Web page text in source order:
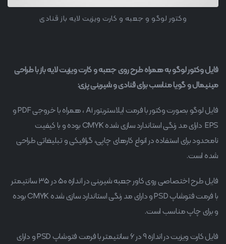
وکتور لوگو و جعبه و کارت ویزیت لایه باز قنادی
فایل وکتور لوگو به همراه طرح روی جعبه و کارت ویزیت لایه باز با طراحی
مینیمال و گویا مناسب برای قنادی و شیرینی پزی:
فایل لوگو بصورت وکتور با فرمت ایلاستریتور Ai ، همراه با خروجی PDF و
EPS دارای مد رنگی استاندارد سازی شده CMYK بوده و با کیفیت
نامحدود برای استفاده در انواع کارهای چاپی، گرافیکی و تبلیغاتی طراحی
شده است.
فایل طرح اختصاصی روی کاور جعبه شیرینی در اندازه 50 در 35 سانتیمتر
با فرمت فتوشاپ PSD و دارای مد رنگی استاندارد سازی شده CMYK بوده
و برای چاپ مناسب است.
فایل کارت ویزیت در اندازه 9 در 6 سانتیمتر با فرمت فتوشاپ PSD و دارای